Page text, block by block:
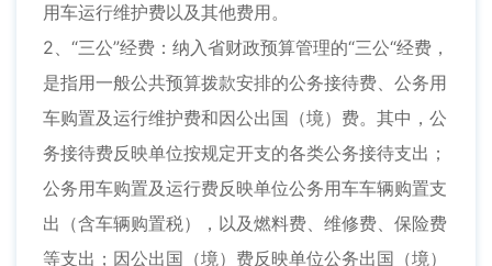
用车运行维护费以及其他费用。
2、“三公”经费：纳入省财政预算管理的“三公“经费，
是指用一般公共预算拨款安排的公务接待费、公务用
车购置及运行维护费和因公出国（境）费。其中，公
务接待费反映单位按规定开支的各类公务接待支出；
公务用车购置及运行费反映单位公务用车车辆购置支
出（含车辆购置税），以及燃料费、维修费、保险费
等支出；因公出国（境）费反映单位公务出国（境）